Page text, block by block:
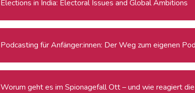
Elections in India: Electoral Issues and Global Ambitions
Podcasting für Anfänger:innen: Der Weg zum eigenen
Worum geht es im Spionagefall Ott – und wie reagiert